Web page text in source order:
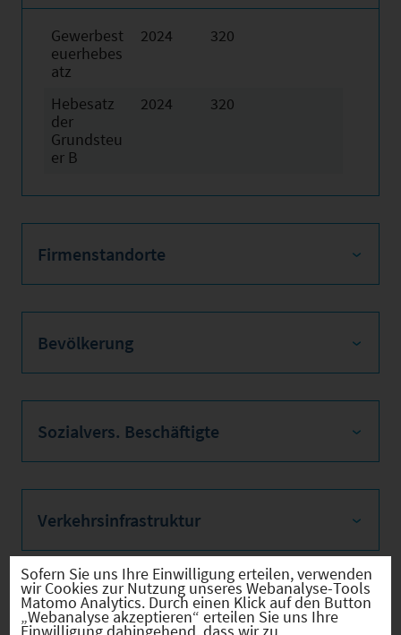
Gewerbest
euerhebes
atz
2024 320
Hebesatz
der
Grundsteu
er B
2024 320
Firmenstandorte
Bevölkerung
Sozialvers. Beschäftigte
Verkehrsinfrastruktur
Kommunale Infrastruktur
Sofern Sie uns Ihre Einwilligung erteilen, verwenden
wir Cookies zur Nutzung unseres Webanalyse-Tools
Matomo Analytics. Durch einen Klick auf den Button
„Webanalyse akzeptieren“ erteilen Sie uns Ihre